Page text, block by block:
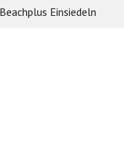
Beachplus Einsiedeln